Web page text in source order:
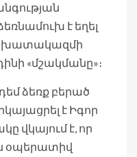
է եղել
«մշակմանը»։
ձեռք բերած
է Իգոր
վկայում է, որ
օպերատիվ